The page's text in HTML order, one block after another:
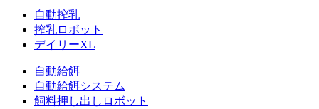
自動搾乳
搾乳ロボット
デイリーXL
自動給餌
自動給餌システム
飼料押し出しロボット